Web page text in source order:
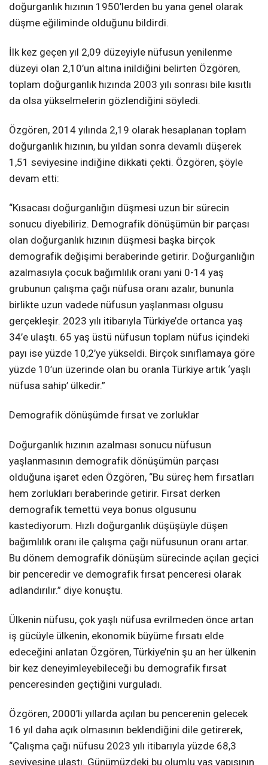
doğurganlık hızının 1950’lerden bu yana genel olarak
düşme eğiliminde olduğunu bildirdi.
İlk kez geçen yıl 2,09 düzeyiyle nüfusun yenilenme
düzeyi olan 2,10’un altına inildiğini belirten Özgören,
toplam doğurganlık hızında 2003 yılı sonrası bile kısıtlı
da olsa yükselmelerin gözlendiğini söyledi.
Özgören, 2014 yılında 2,19 olarak hesaplanan toplam
doğurganlık hızının, bu yıldan sonra devamlı düşerek
1,51 seviyesine indiğine dikkati çekti. Özgören, şöyle
devam etti:
“Kısacası doğurganlığın düşmesi uzun bir sürecin
sonucu diyebiliriz. Demografik dönüşümün bir parçası
olan doğurganlık hızının düşmesi başka birçok
demografik değişimi beraberinde getirir. Doğurganlığın
azalmasıyla çocuk bağımlılık oranı yani 0-14 yaş
grubunun çalışma çağı nüfusa oranı azalır, bununla
birlikte uzun vadede nüfusun yaşlanması olgusu
gerçekleşir. 2023 yılı itibarıyla Türkiye’de ortanca yaş
34’e ulaştı. 65 yaş üstü nüfusun toplam nüfus içindeki
payı ise yüzde 10,2’ye yükseldi. Birçok sınıflamaya göre
yüzde 10’un üzerinde olan bu oranla Türkiye artık ‘yaşlı
nüfusa sahip’ ülkedir.”
Demografik dönüşümde fırsat ve zorluklar
Doğurganlık hızının azalması sonucu nüfusun
yaşlanmasının demografik dönüşümün parçası
olduğuna işaret eden Özgören, “Bu süreç hem fırsatları
hem zorlukları beraberinde getirir. Fırsat derken
demografik temettü veya bonus olgusunu
kastediyorum. Hızlı doğurganlık düşüşüyle düşen
bağımlılık oranı ile çalışma çağı nüfusunun oranı artar.
Bu dönem demografik dönüşüm sürecinde açılan geçici
bir penceredir ve demografik fırsat penceresi olarak
adlandırılır.” diye konuştu.
Ülkenin nüfusu, çok yaşlı nüfusa evrilmeden önce artan
iş gücüyle ülkenin, ekonomik büyüme fırsatı elde
edeceğini anlatan Özgören, Türkiye’nin şu an her ülkenin
bir kez deneyimleyebileceği bu demografik fırsat
penceresinden geçtiğini vurguladı.
Özgören, 2000’li yıllarda açılan bu pencerenin gelecek
16 yıl daha açık olmasının beklendiğini dile getirerek,
“Çalışma çağı nüfusu 2023 yılı itibarıyla yüzde 68,3
seviyesine ulaştı. Günümüzdeki bu olumlu yaş yapısının